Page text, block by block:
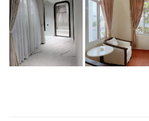
Những lưu ý khi sử dụng
Để gia tăng độ bền cho sản
NIKKOBLINDS, bạn cần lưu ý
sau: